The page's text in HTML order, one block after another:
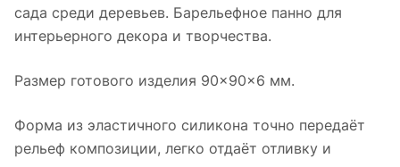
сада среди деревьев. Барельефное панно для
интерьерного декора и творчества.
Размер готового изделия 90×90×6 мм.
Форма из эластичного силикона точно передаёт
рельеф композиции, легко отдаёт отливку и